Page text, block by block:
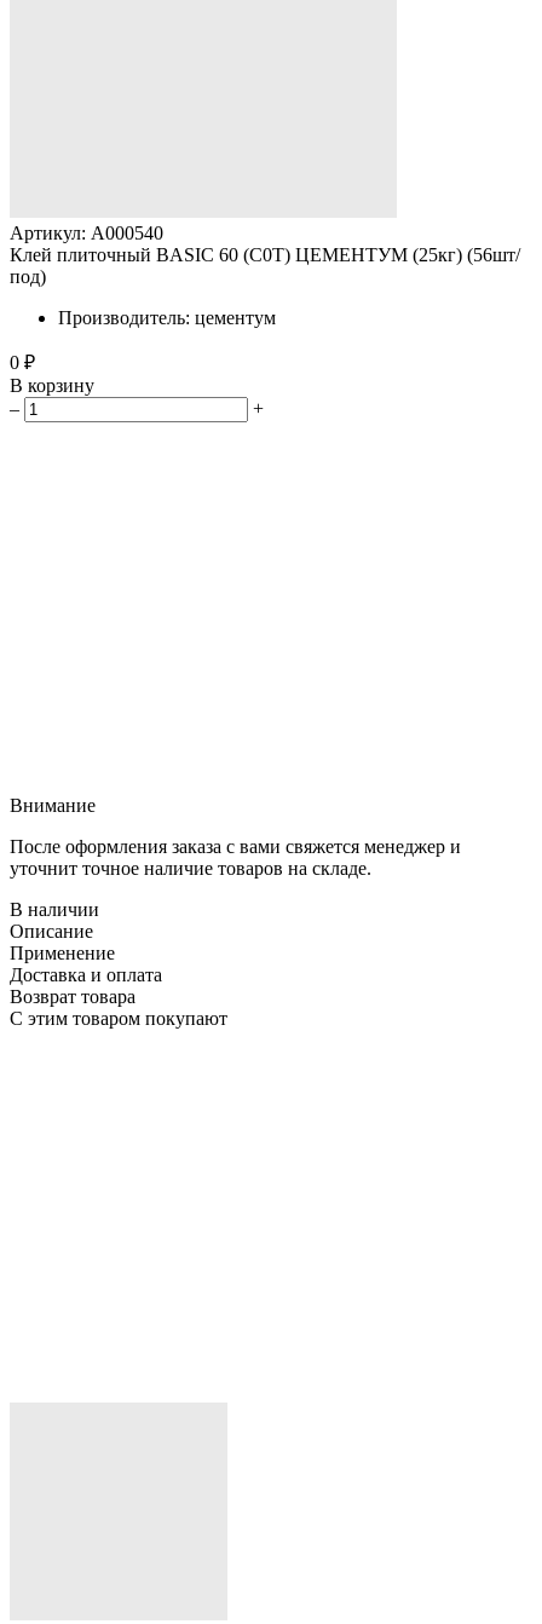
Артикул: A000540
Клей плиточный BASIC 60 (С0Т) ЦЕМЕНТУМ (25кг) (56шт/
под)
Производитель: цементум
0 ₽
В корзину
–
+
Внимание
После оформления заказа с вами свяжется менеджер и
уточнит точное наличие товаров на складе.
В наличии
Описание
Применение
Доставка и оплата
Возврат товара
С этим товаром покупают